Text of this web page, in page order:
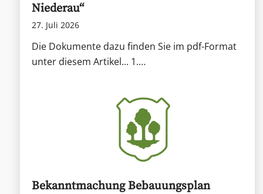
Niederau“
27. Juli 2026
Die Dokumente dazu finden Sie im pdf-Format
unter diesem Artikel... 1.…
Bekanntmachung Bebauungsplan